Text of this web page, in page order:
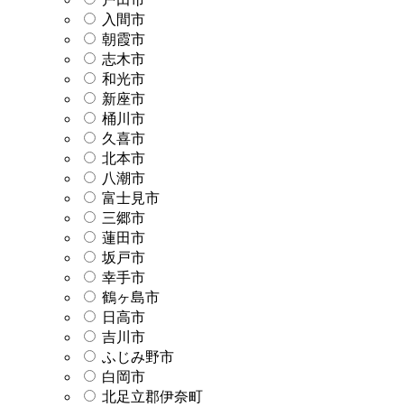
入間市
朝霞市
志木市
和光市
新座市
桶川市
久喜市
北本市
八潮市
富士見市
三郷市
蓮田市
坂戸市
幸手市
鶴ヶ島市
日高市
吉川市
ふじみ野市
白岡市
北足立郡伊奈町